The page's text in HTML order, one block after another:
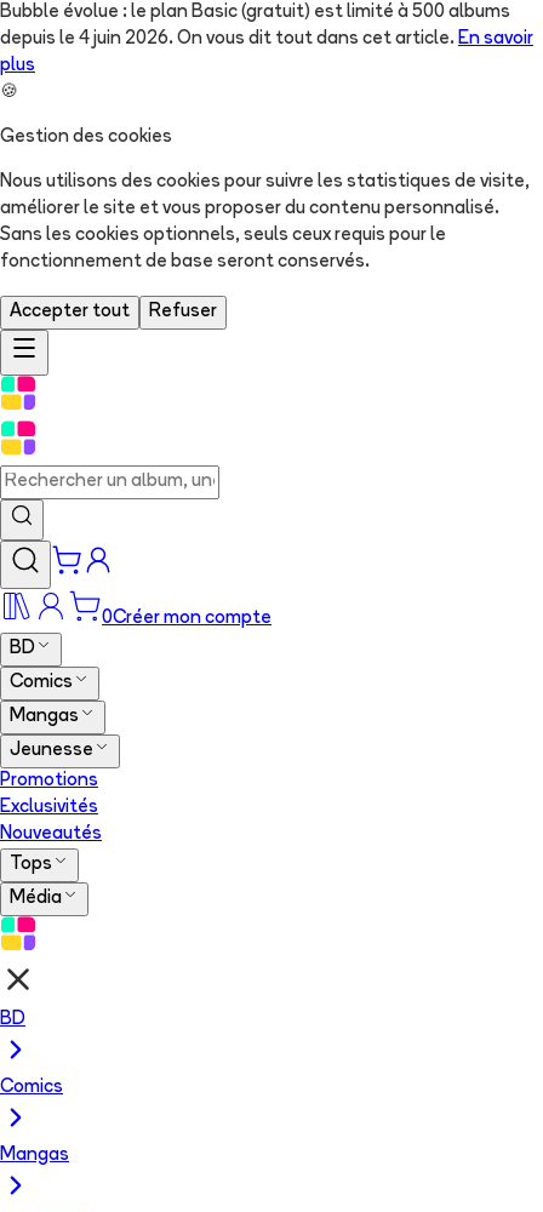
Bubble évolue : le plan Basic (gratuit) est limité à 500 albums
depuis le 4 juin 2026. On vous dit tout dans cet article. En savoir
plus
🍪
Gestion des cookies
Nous utilisons des cookies pour suivre les statistiques de visite,
améliorer le site et vous proposer du contenu personnalisé.
Sans les cookies optionnels, seuls ceux requis pour le
fonctionnement de base seront conservés.
Accepter tout Refuser
0Créer mon compte
BD
Comics
Mangas
Jeunesse
Promotions
Exclusivités
Nouveautés
Tops
Média
BD
Comics
Mangas